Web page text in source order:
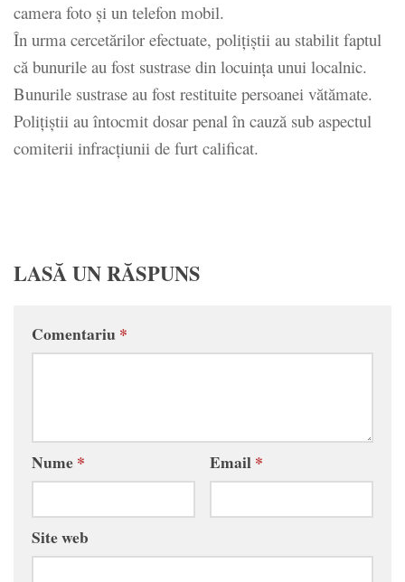
camera foto şi un telefon mobil.
În urma cercetărilor efectuate, polițiștii au stabilit faptul
că bunurile au fost sustrase din locuinţa unui localnic.
Bunurile sustrase au fost restituite persoanei vătămate.
Polițiștii au întocmit dosar penal în cauză sub aspectul
comiterii infracţiunii de furt calificat.
LASĂ UN RĂSPUNS
Comentariu*
Nume* Email*
Site web